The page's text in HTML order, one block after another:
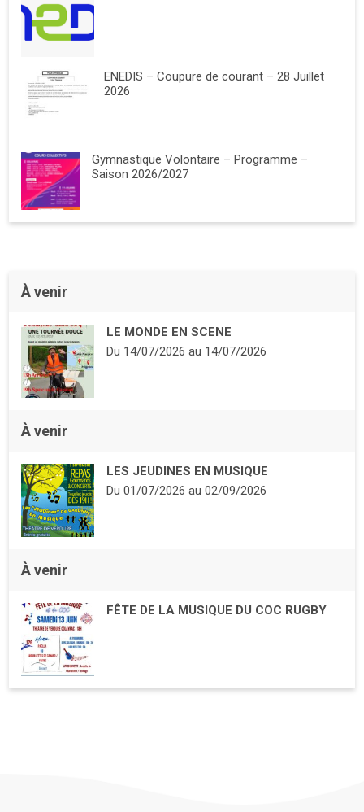
ENEDIS – Coupure de courant – 28 Juillet
2026
Gymnastique Volontaire – Programme –
Saison 2026/2027
À venir
LE MONDE EN SCENE
Du 14/07/2026au 14/07/2026
À venir
LES JEUDINES EN MUSIQUE
Du 01/07/2026au 02/09/2026
À venir
FÊTE DE LA MUSIQUE DU COC RUGBY